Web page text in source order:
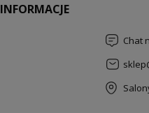
INFORMACJE
Chat